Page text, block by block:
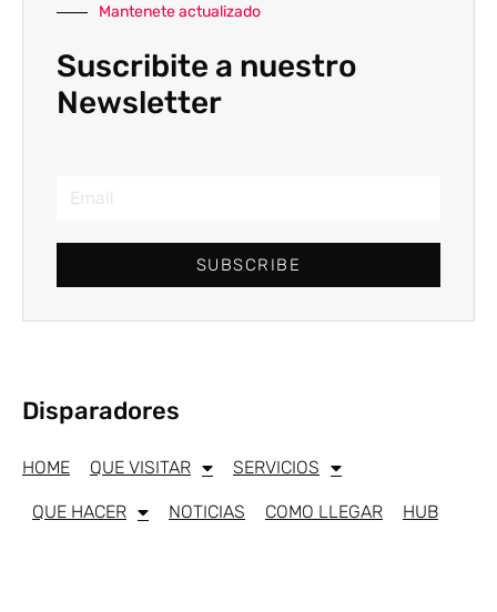
Mantenete actualizado
Suscribite a nuestro
Newsletter
SUBSCRIBE
Disparadores
HOME QUE VISITAR SERVICIOS
QUE HACER NOTICIAS COMO LLEGAR HUB